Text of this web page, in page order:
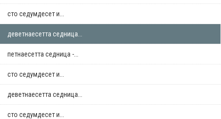
сто седумдесет и...
деветнаесетта седница...
петнаесетта седница -...
сто седумдесет и...
деветнаесетта седница...
сто седумдесет и...